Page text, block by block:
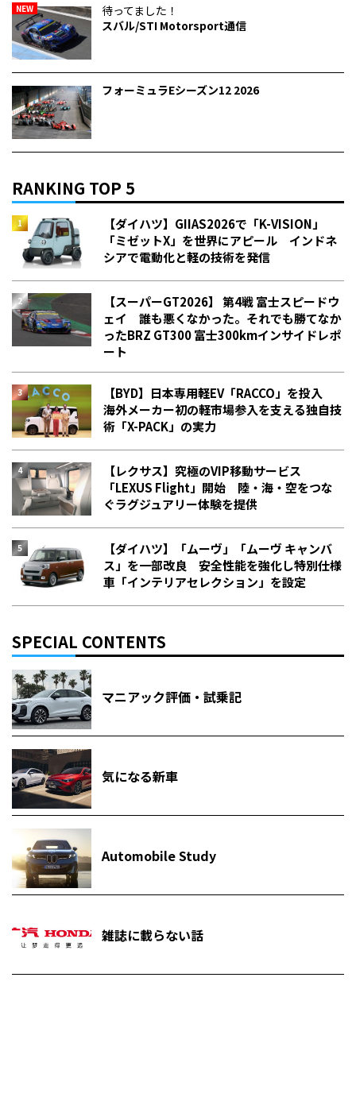
NEW
待ってました！
スバル/STI Motorsport通信
フォーミュラEシーズン12 2026
RANKING TOP 5
【ダイハツ】GIIAS2026で「K-VISION」
「ミゼットX」を世界にアピール インドネ
シアで電動化と軽の技術を発信
【スーパーGT2026】 第4戦 富士スピードウ
ェイ 誰も悪くなかった。それでも勝てなか
った――BRZ GT300 富士300kmインサイドレポ
ート
【BYD】日本専用軽EV「RACCO」を投入
海外メーカー初の軽市場参入を支える独自技
術「X-PACK」の実力
【レクサス】究極のVIP移動サービス
「LEXUS Flight」開始 陸・海・空をつな
ぐラグジュアリー体験を提供
【ダイハツ】「ムーヴ」「ムーヴ キャンバ
ス」を一部改良 安全性能を強化し特別仕様
車「インテリアセレクション」を設定
SPECIAL CONTENTS
マニアック評価・試乗記
気になる新車
Automobile Study
雑誌に載らない話